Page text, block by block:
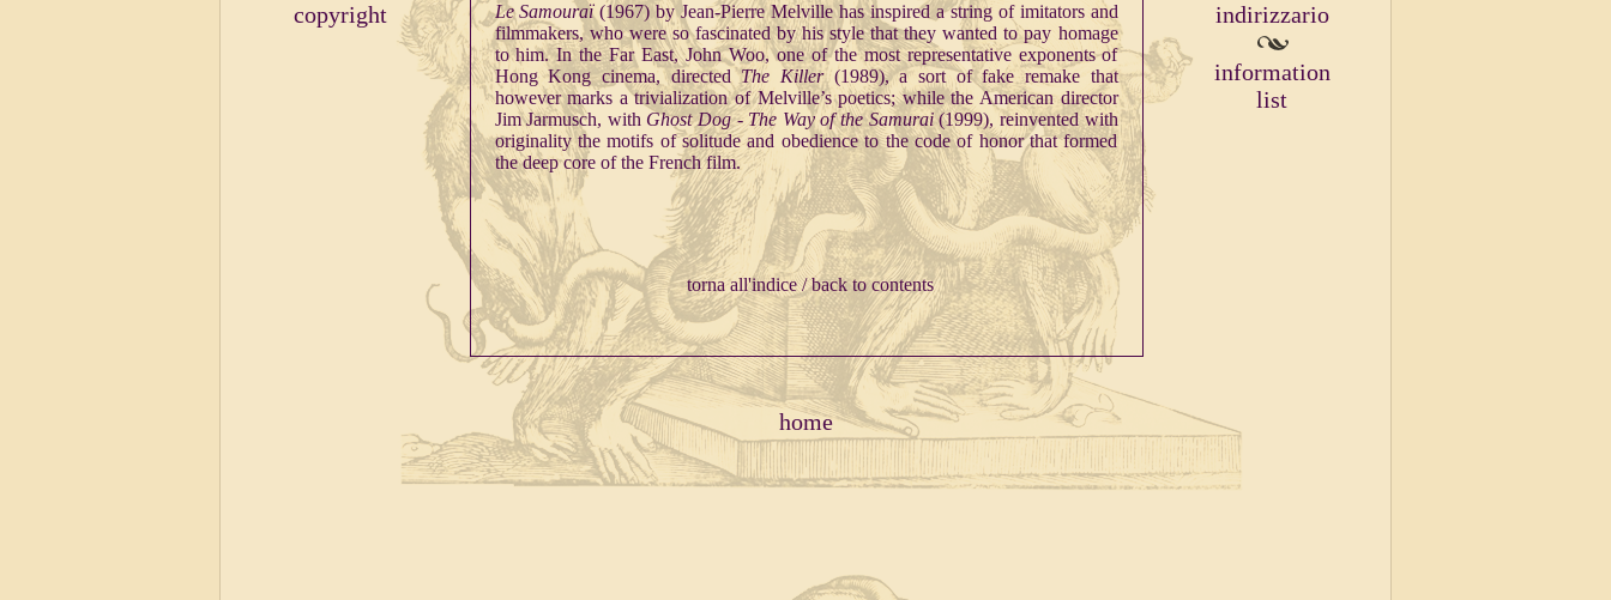
copyright Le Samouraï(1967) by Jean-Pierre Melville has inspired a string of imitators and
filmmakers, who were so fascinated by his style that they wanted to pay homage
to him. In the Far East, John Woo, one of the most representative exponents of
Hong Kong cinema, directedThe Killer(1989), a sort of fake remake that
however marks a trivialization of Melville’s poetics; while the American director
Jim Jarmusch, with Ghost Dog- The Way of the Samurai(1999), reinvented with
originality the motifs of solitude and obedience to the code of honor that formed
the deep core of the French film.
torna all'indice / back to contents
indirizzario
information
list
home